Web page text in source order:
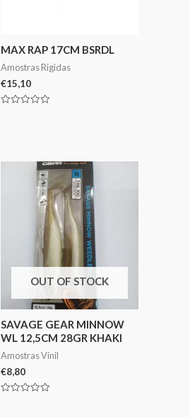
MAX RAP 17CM BSRDL
Amostras Rigidas
€15,10
OUT OF STOCK
SAVAGE GEAR MINNOW
WL 12,5CM 28GR KHAKI
Amostras Vinil
€8,80